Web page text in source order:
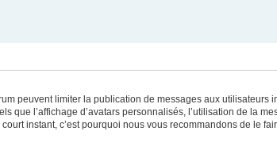
peuvent limiter la publication de messages aux
l’affichage d’avatars personnalisés, l’utilisation de la
instant, c’est pourquoi nous vous recommandons de le